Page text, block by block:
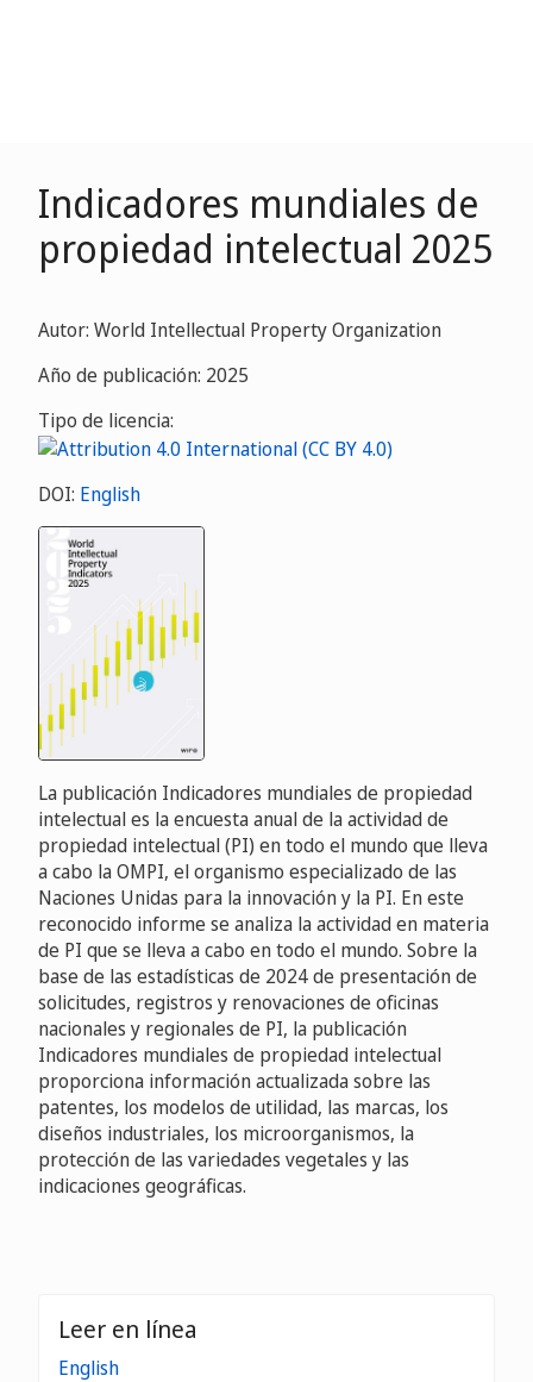
Indicadores mundiales de
propiedad intelectual 2025
Autor: World Intellectual Property Organization
Año de publicación: 2025
Tipo de licencia:
DOI: English
La publicación Indicadores mundiales de propiedad
intelectual es la encuesta anual de la actividad de
propiedad intelectual (PI) en todo el mundo que lleva
a cabo la OMPI, el organismo especializado de las
Naciones Unidas para la innovación y la PI. En este
reconocido informe se analiza la actividad en materia
de PI que se lleva a cabo en todo el mundo. Sobre la
base de las estadísticas de 2024 de presentación de
solicitudes, registros y renovaciones de oficinas
nacionales y regionales de PI, la publicación
Indicadores mundiales de propiedad intelectual
proporciona información actualizada sobre las
patentes, los modelos de utilidad, las marcas, los
diseños industriales, los microorganismos, la
protección de las variedades vegetales y las
indicaciones geográficas.
Leer en línea
English